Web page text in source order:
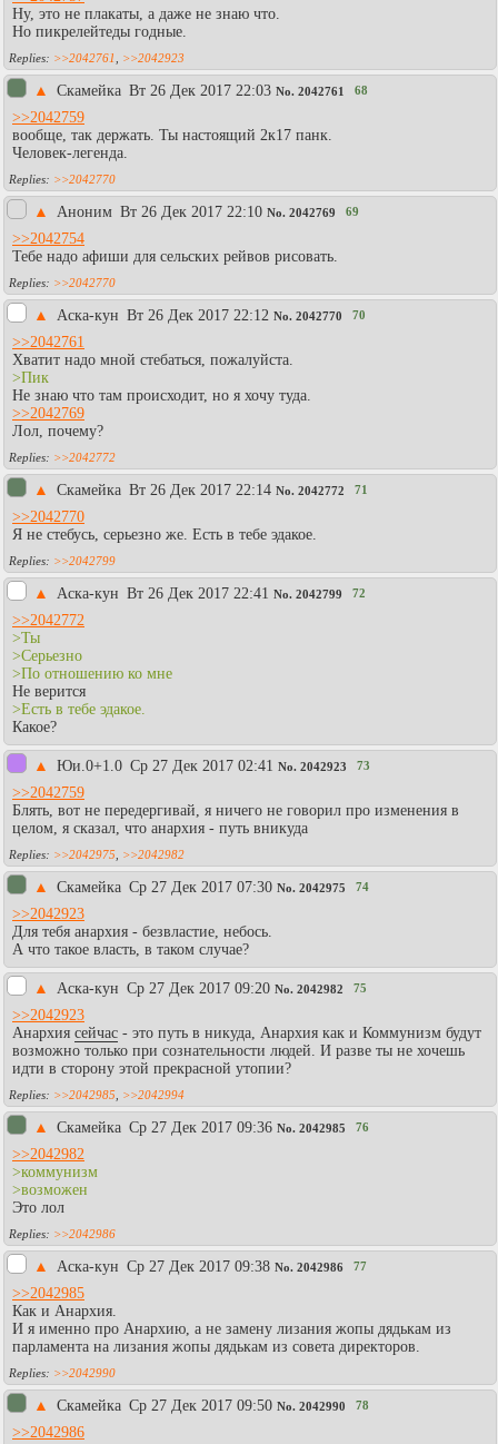
Ну, это не плакаты, а даже не знаю что.
Но пикрелейтеды годные.
>>2042761 >>2042923
▲ Скамейка Вт 26 Дек 2017 22:03 No. 2042761 68
>>2042759
вообще, так держать. Ты настоящий 2к17 панк.
Человек-легенда.
>>2042770
▲ Аноним Вт 26 Дек 2017 22:10 No. 2042769 69
>>2042754
Тебе надо афиши для сельских рейвов рисовать.
>>2042770
▲ Аска-кун Вт 26 Дек 2017 22:12 No. 2042770 70
>>2042761
Хватит надо мной стебаться, пожалуйста.
>Пик
Не знаю что там происходит, но я хочу туда.
>>2042769
Лол, почему?
>>2042772
▲ Скамейка Вт 26 Дек 2017 22:14 No. 2042772 71
>>2042770
Я не стебусь, серьезно же. Есть в тебе эдакое.
>>2042799
▲ Аска-кун Вт 26 Дек 2017 22:41 No. 2042799 72
>>2042772
>Ты
>Серьезно
>По отношению ко мне
Не верится
>Есть в тебе эдакое.
Какое?
▲ Юи.0+1.0 Ср 27 Дек 2017 02:41 No. 2042923 73
>>2042759
Блять, вот не передергивай, я ничего не говорил про изменения в
целом, я сказал, что анархия - путь вникуда
>>2042975 >>2042982
▲ Скамейка Ср 27 Дек 2017 07:30 No. 2042975 74
>>2042923
Для тебя анархия - безвластие, небось.
А что такое власть, в таком случае?
▲ Аска-кун Ср 27 Дек 2017 09:20 No. 2042982 75
>>2042923
Анархия сейчас - это путь в никуда, Анархия как и Коммунизм будут
возможно только при сознательности людей. И разве ты не хочешь
идти в сторону этой прекрасной утопии?
>>2042985 >>2042994
▲ Скамейка Ср 27 Дек 2017 09:36 No. 2042985 76
>>2042982
>коммунизм
>возможен
Это лол
>>2042986
▲ Аска-кун Ср 27 Дек 2017 09:38 No. 2042986 77
>>2042985
Как и Анархия.
И я именно про Анархию, а не замену лизания жопы дядькам из
парламента на лизания жопы дядькам из совета директоров.
>>2042990
▲ Скамейка Ср 27 Дек 2017 09:50 No. 2042990 78
>>2042986